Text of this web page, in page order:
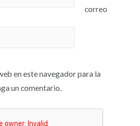
correo
en este navegador para la
un comentario.